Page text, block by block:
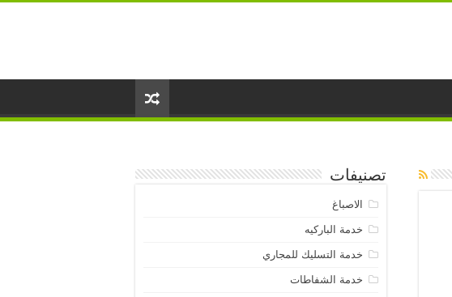
تصنيفات
الاصباغ
خدمة الباركيه
خدمة التسليك للمجاري
خدمة الشفاطات